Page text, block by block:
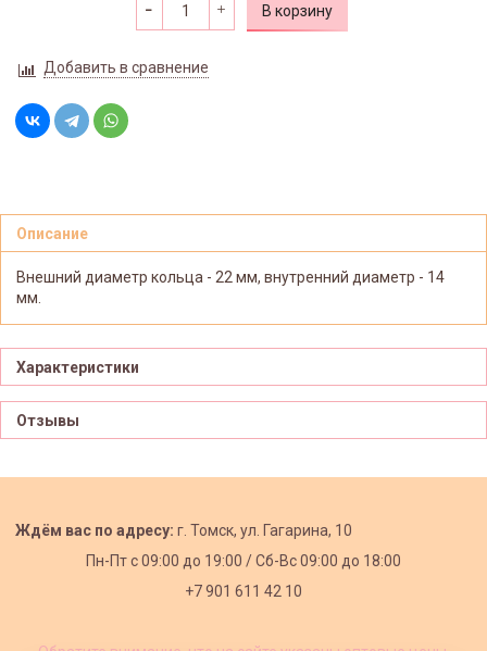
В корзину
Добавить в сравнение
Описание
Внешний диаметр кольца - 22 мм, внутренний диаметр - 14
мм.
Характеристики
Отзывы
Ждём вас по адресу: г. Томск, ул. Гагарина, 10
Пн-Пт с09:00 до 19:00 /Сб-Вс 09:00 до 18:00
+7 901 611 42 10